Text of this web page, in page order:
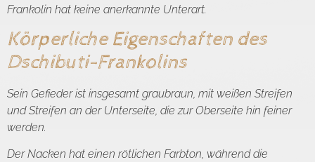
Frankolin hat keine anerkannte Unterart.
Körperliche Eigenschaften des
Dschibuti-Frankolins
Sein Gefieder ist insgesamt graubraun, mit weißen Streifen
und Streifen an der Unterseite, die zur Oberseite hin feiner
werden.
Der Nacken hat einen rötlichen Farbton, während die